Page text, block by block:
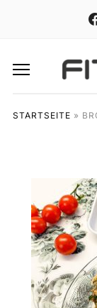
STARTSEITE »